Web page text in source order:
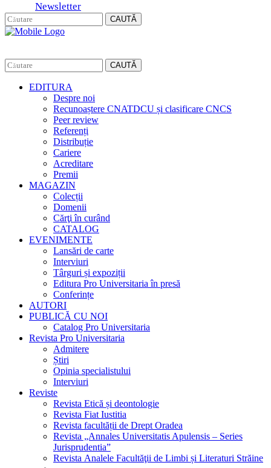
Newsletter
CAUTĂ
CAUTĂ
EDITURA
Despre noi
Recunoaștere CNATDCU și clasificare CNCS
Peer review
Referenți
Distribuție
Cariere
Acreditare
Premii
MAGAZIN
Colecții
Domenii
Cărţi în curând
CATALOG
EVENIMENTE
Lansări de carte
Interviuri
Târguri și expoziții
Editura Pro Universitaria în presă
Conferințe
AUTORI
PUBLICĂ CU NOI
Catalog Pro Universitaria
Revista Pro Universitaria
Admitere
Știri
Opinia specialistului
Interviuri
Reviste
Revista Etică și deontologie
Revista Fiat Iustitia
Revista facultății de Drept Oradea
Revista „Annales Universitatis Apulensis – Series
Jurisprudentia”
Revista Analele Facultăţii de Limbi și Literaturi Străine